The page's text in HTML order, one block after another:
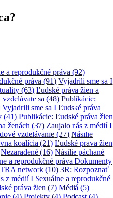
a reprodukčné práva (92)
práva (91) Vyjadrili sme sa I
(63) Ľudské práva žien a
sa (48) Publikácie:
Vyjadrili sme sa I Ľudské práva
(41) Publikácie: Ľudské práva žien
ženách (37) Zaujalo nás z médií I
vzdelávanie (27) Násilie
koalícia (21) Ľudské prava žien
Nezaradené (16) Násilie páchané
a reprodukčné práva Dokumenty
network (10) 3R: Rozpoznať
z médií I Sexuálne a reprodukčné
práva žien (7) Médiá (5)
(4) Projekty (4) Podcast (4)